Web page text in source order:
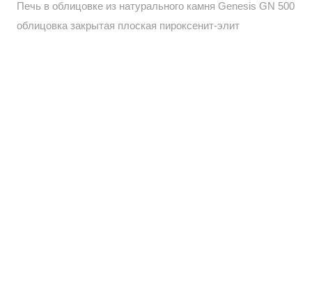
Печь в облицовке из натурального камня Genesis GN 500
облицовка закрытая плоская пироксенит-элит